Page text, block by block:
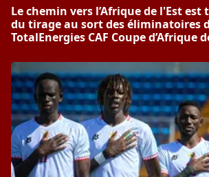
Le chemin vers l’Afrique de l'Est est
du tirage au sort des éliminatoires
TotalEnergies CAF Coupe d’Afrique